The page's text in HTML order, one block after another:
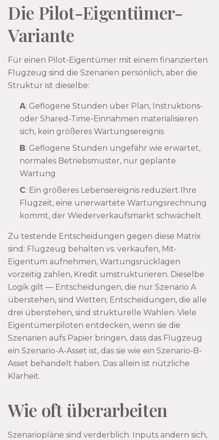
Die Pilot-Eigentümer-
Variante
Für einen Pilot-Eigentümer mit einem finanzierten
Flugzeug sind die Szenarien persönlich, aber die
Struktur ist dieselbe:
A: Geflogene Stunden über Plan, Instruktions-
oder Shared-Time-Einnahmen materialisieren
sich, kein größeres Wartungsereignis
B: Geflogene Stunden ungefähr wie erwartet,
normales Betriebsmuster, nur geplante
Wartung
C: Ein größeres Lebensereignis reduziert Ihre
Flugzeit, eine unerwartete Wartungsrechnung
kommt, der Wiederverkaufsmarkt schwächelt
Zu testende Entscheidungen gegen diese Matrix
sind: Flugzeug behalten vs. verkaufen, Mit-
Eigentum aufnehmen, Wartungsrücklagen
vorzeitig zahlen, Kredit umstrukturieren. Dieselbe
Logik gilt — Entscheidungen, die nur Szenario A
überstehen, sind Wetten; Entscheidungen, die alle
drei überstehen, sind strukturelle Wahlen. Viele
Eigentümerpiloten entdecken, wenn sie die
Szenarien aufs Papier bringen, dass das Flugzeug
ein Szenario-A-Asset ist, das sie wie ein Szenario-B-
Asset behandelt haben. Das allein ist nützliche
Klarheit.
Wie oft überarbeiten
Szenariopläne sind verderblich. Inputs ändern sich,